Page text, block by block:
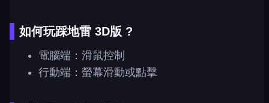
如何玩踩地雷 3D版 ?
電腦端：滑鼠控制
行動端：螢幕滑動或點擊